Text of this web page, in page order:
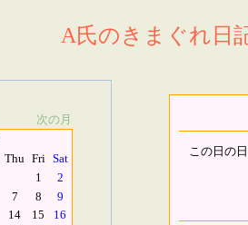
A氏のきまぐれ日
次の月
Thu Fri Sat
1
2
7 8
9
14 15
16
この日の